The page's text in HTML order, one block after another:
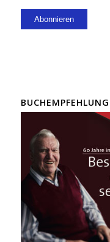
BUCHEMPFEHLUNG